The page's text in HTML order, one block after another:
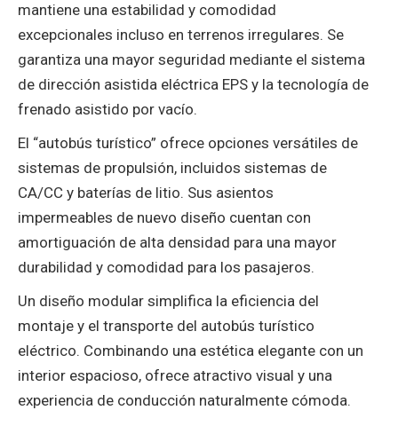
mantiene una estabilidad y comodidad
excepcionales incluso en terrenos irregulares. Se
garantiza una mayor seguridad mediante el sistema
de dirección asistida eléctrica EPS y la tecnología de
frenado asistido por vacío‌.
El “autobús turístico” ofrece opciones versátiles de
sistemas de propulsión, incluidos sistemas de
CA/CC y baterías de litio. Sus asientos
impermeables de nuevo diseño cuentan con
amortiguación de alta densidad para una mayor
durabilidad y comodidad para los pasajeros.
Un diseño modular simplifica la eficiencia del
montaje y el transporte del ‌autobús turístico
eléctrico‌. Combinando una estética elegante con un
interior espacioso, ofrece atractivo visual y una
experiencia de conducción naturalmente cómoda.